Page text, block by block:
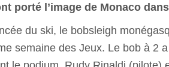
porté l’image de Monaco
du ski, le bobsleigh
semaine des Jeux. Le bob à 2